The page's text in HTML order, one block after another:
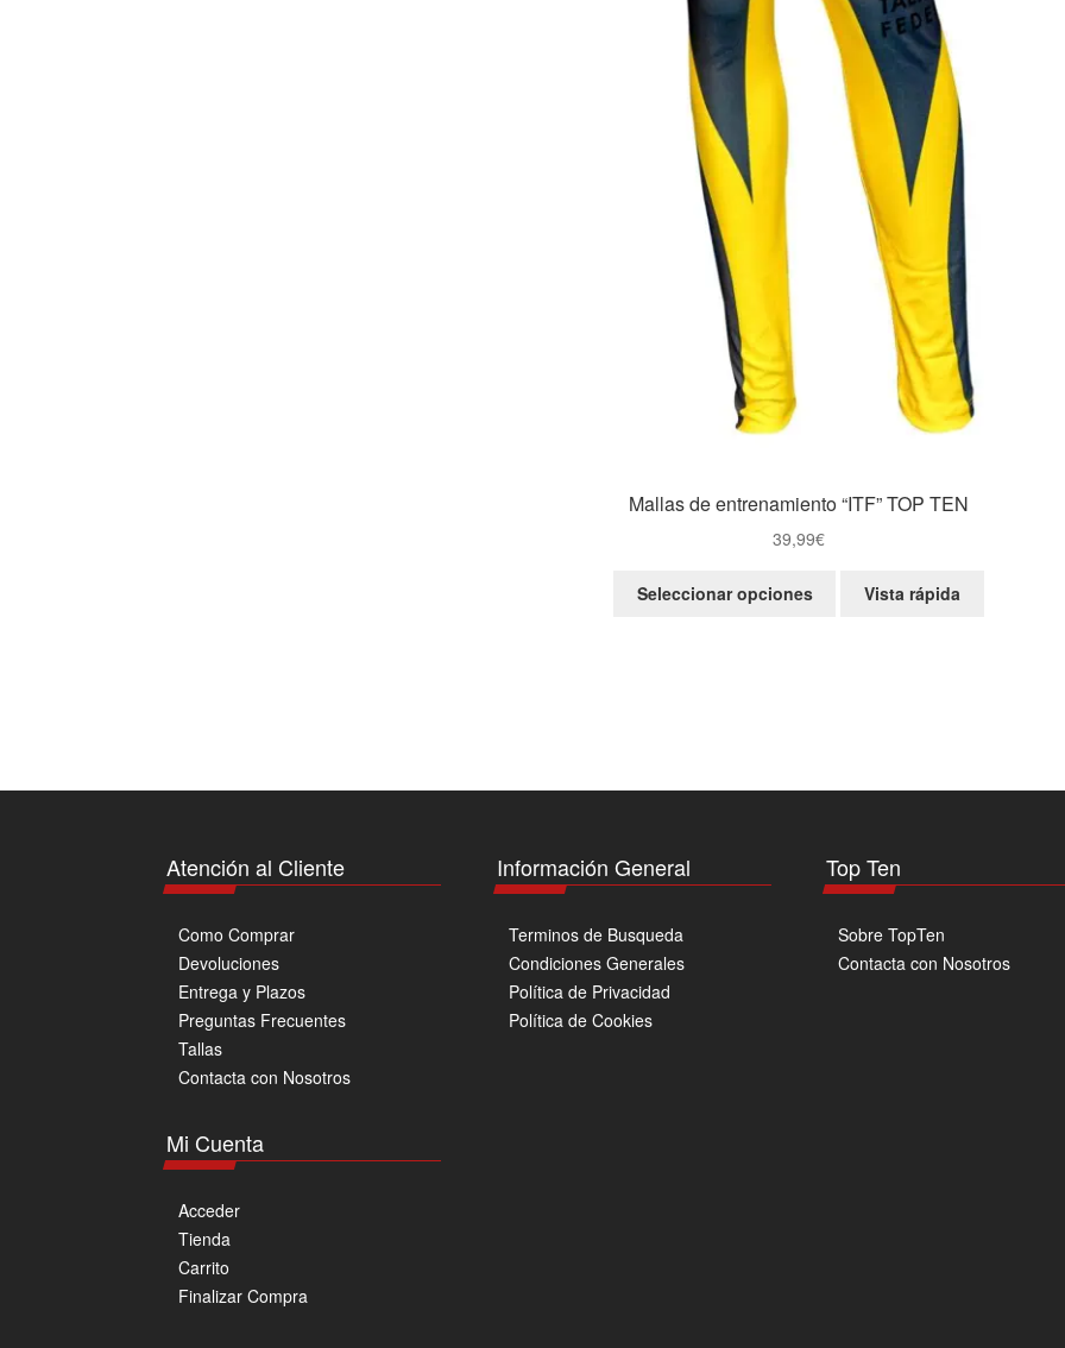
Mallas de entrenamiento “ITF” TOP TEN
39,99€
Seleccionar opciones
Este
producto
pueden
la
página
producto
Vista rápida
Atención al Cliente
Como Comprar
Devoluciones
Entrega y Plazos
Preguntas Frecuentes
Tallas
Contacta con Nosotros
Mi Cuenta
Acceder
Tienda
Carrito
Finalizar Compra
Información General
Terminos de Busqueda
Condiciones Generales
Política de Privacidad
Política de Cookies
Top Ten
Sobre TopTen
Contacta con Nosotros